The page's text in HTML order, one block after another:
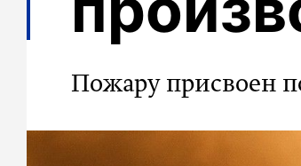
Пожару присвоен